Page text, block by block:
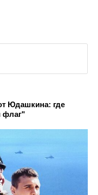
Юдашкина: где
флаг"